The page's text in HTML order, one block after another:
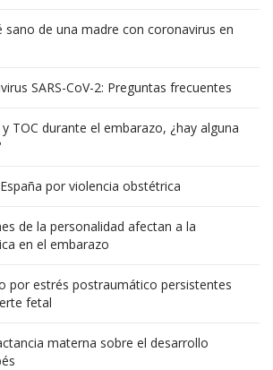
sano de una madre con coronavirus en
SARS-CoV-2: Preguntas frecuentes
TOC durante el embarazo, ¿hay alguna
por violencia obstétrica
de la personalidad afectan a la
en el embarazo
por estrés postraumático persistentes
fetal
materna sobre el desarrollo